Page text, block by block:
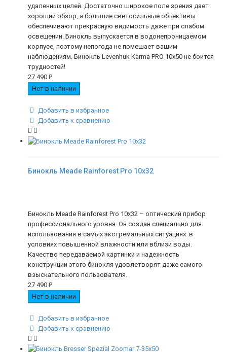
удаленных целей. Достаточно широкое поле зрения дает
хороший обзор, а большие светосильные объективы
обеспечивают прекрасную видимость даже при слабом
освещении. Бинокль выпускается в водонепроницаемом
корпусе, поэтому непогода не помешает вашим
наблюдениям. Бинокль Levenhuk Karma PRO 10x50 не боится
трудностей!
27 490 ₽
Нет в наличии
Добавить в избранное
Добавить к сравнению
Бинокль Meade Rainforest Pro 10x32
Бинокль Meade Rainforest Pro 10x32 – оптический прибор
профессионального уровня. Он создан специально для
использования в самых экстремальных ситуациях: в
условиях повышенной влажности или вблизи воды.
Качество передаваемой картинки и надежность
конструкции этого бинокля удовлетворят даже самого
взыскательного пользователя.
27 490 ₽
Нет в наличии
Добавить в избранное
Добавить к сравнению